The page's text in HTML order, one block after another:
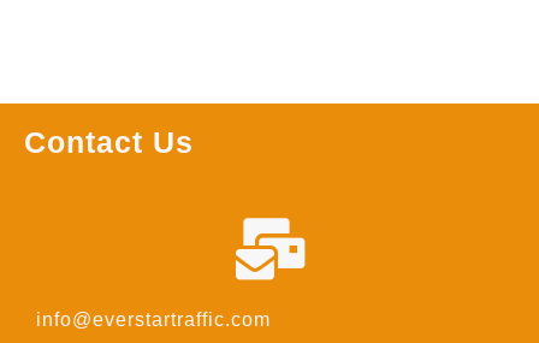
Contact Us
info@everstartraffic.com